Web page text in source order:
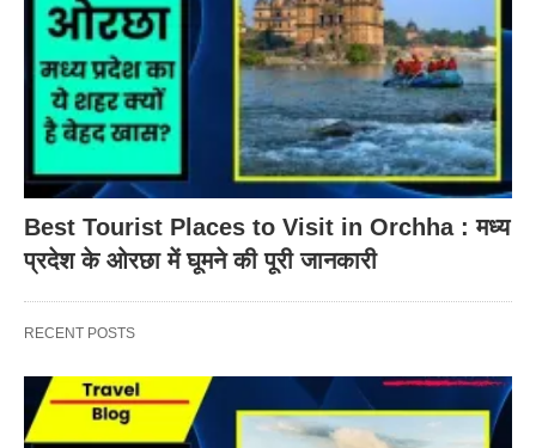
Best Tourist Places to Visit in Orchha : मध्य
प्रदेश के ओरछा में घूमने की पूरी जानकारी
RECENT POSTS